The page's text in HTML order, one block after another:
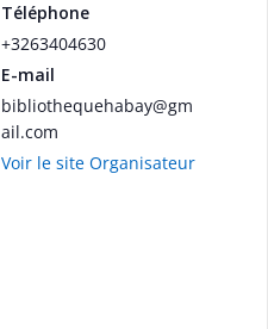
Téléphone
+3263404630
E-mail
bibliothequehabay@gm
ail.com
Voir le site Organisateur